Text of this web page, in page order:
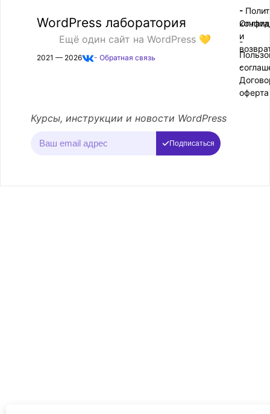
WordPress лаборатория
Ещё один сайт на WordPress 💛
2021 — 2026 - Обратная связь
-
-
-
Оплата
и
-
оферта
Курсы, инструкции и новости WordPress
Подписаться